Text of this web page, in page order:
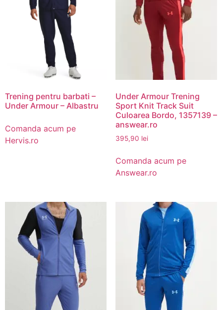
Trening pentru barbati –
Under Armour – Albastru
Comanda acum pe
Hervis.ro
Under Armour Trening
Sport Knit Track Suit
Culoarea Bordo, 1357139 –
answear.ro
395,90 lei
Comanda acum pe
Answear.ro